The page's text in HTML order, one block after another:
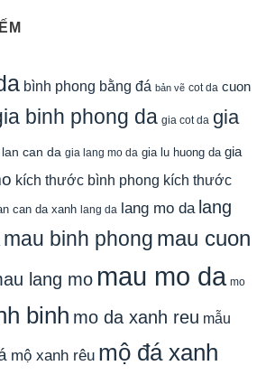
bình phong bằng đá bản vẽ cot da cuon
binh phong da gia cot da gia
can da gia lang mo da gia lu huong da gia
kích thước bình phong kích thước
can da xanh lang da lang mo da lang
mau binh phong mau cuon
lang mo mau mo da mo
binh mo da xanh reu mẫu
mộ xanh rêu mộ đá xanh